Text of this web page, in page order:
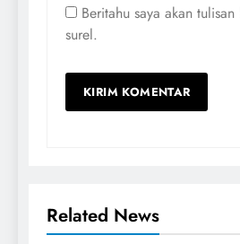
Beritahu saya akan
surel.
Related News